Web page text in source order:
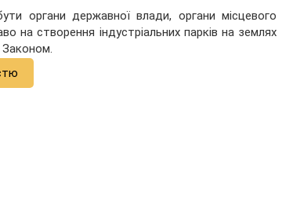
органи державної влади, органи місцевого
на створення індустріальних парків на землях
Законом.